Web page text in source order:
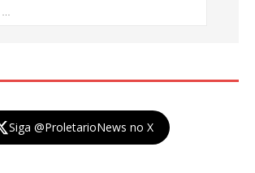
Siga @ProletarioNews no X